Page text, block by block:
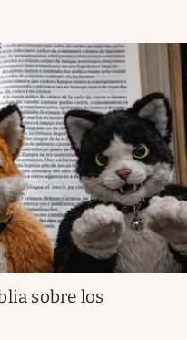
sobre los